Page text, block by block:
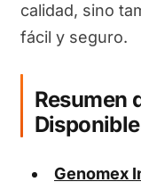
calidad, sino
fácil y seguro.
Resumen
Genomex